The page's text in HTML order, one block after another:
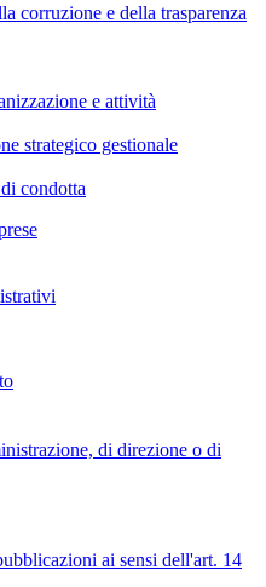
corruzione e della trasparenza
e attività
strategico gestionale
condotta
di direzione o di
ai sensi dell'art. 14